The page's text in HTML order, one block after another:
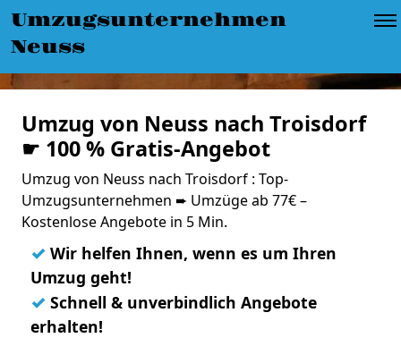
Umzugsunternehmen
Neuss
Umzug von Neuss nach Troisdorf
☛ 100 % Gratis-Angebot
Umzug von Neuss nach Troisdorf : Top-
Umzugsunternehmen ➨ Umzüge ab 77€ –
Kostenlose Angebote in 5 Min.
✓ Wir helfen Ihnen, wenn es um Ihren
Umzug geht!
✓ Schnell & unverbindlich Angebote
erhalten!